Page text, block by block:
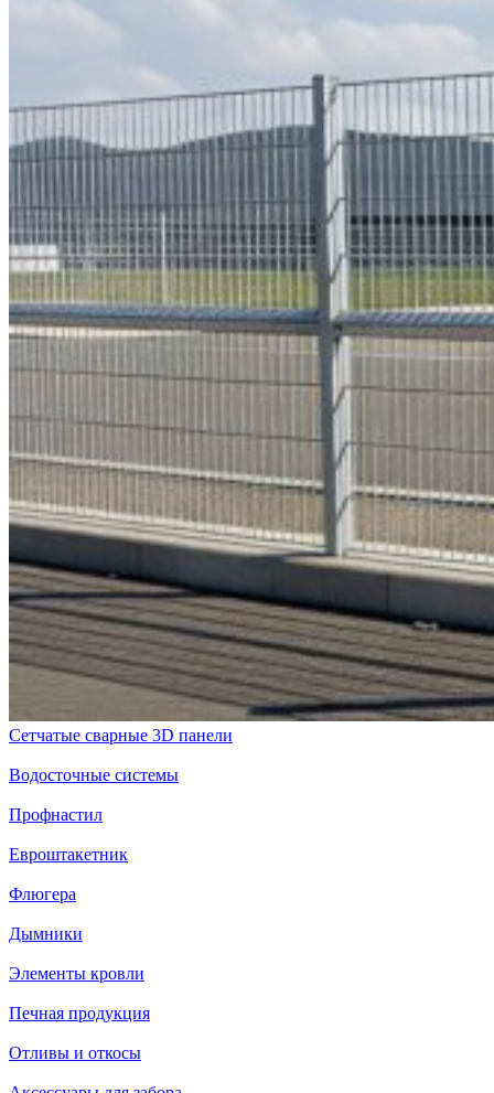
Сетчатые сварные 3D панели
Водосточные системы
Профнастил
Евроштакетник
Флюгера
Дымники
Элементы кровли
Печная продукция
Отливы и откосы